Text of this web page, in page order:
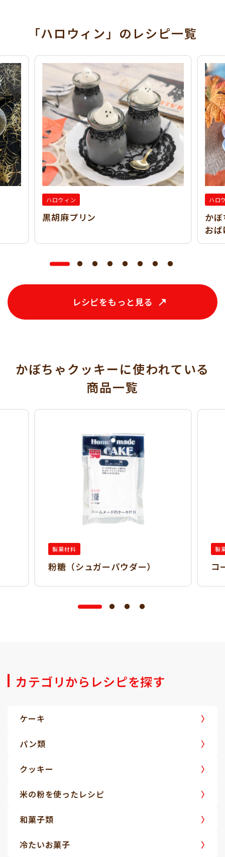
「ハロウィン」 のレシピ一覧
ハロウィン
黒胡麻プリン
ハロ
か
お
レシピをもっと見る
かぼちゃクッキーに使われている
商品一覧
製菓材料
粉糖（シュガーパウダー）
製
コ
カテゴリからレシピを探す
ケーキ
パン類
クッキー
米の粉を使ったレシピ
和菓子類
冷たいお菓子